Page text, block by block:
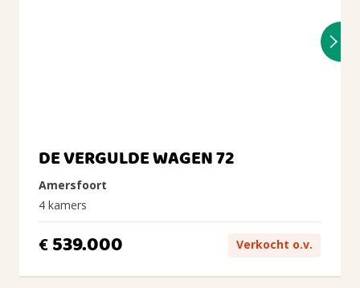
DE VERGULDE WAGEN 72
Amersfoort
4 kamers
€ 539.000 Verkocht o.v.